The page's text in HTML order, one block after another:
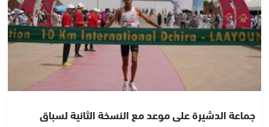
جماعة الدشيرة على موعد مع النسخة الثانية لسباق